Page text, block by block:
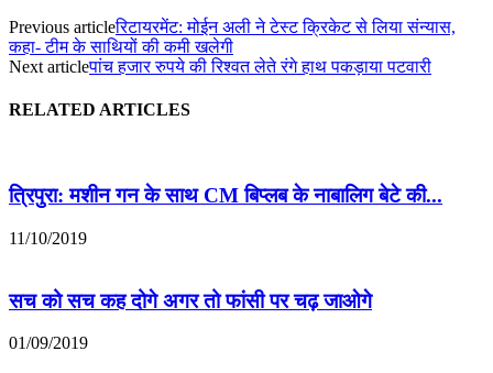
Previous articleरिटायरमेंट: मोईन अली ने टेस्ट क्रिकेट से लिया संन्यास,
कहा- टीम के साथियों की कमी खलेगी
Next articleपांच हजार रुपये की रिश्वत लेते रंगे हाथ पकड़ाया पटवारी
RELATED ARTICLES
त्रिपुरा: मशीन गन के साथ CM बिप्लब के नाबालिग बेटे की...
11/10/2019
सच को सच कह दोगे अगर तो फांसी पर चढ़ जाओगे
01/09/2019